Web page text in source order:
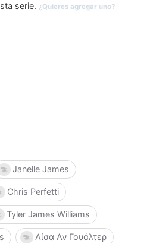
serie. ¿Quieres agregar uno?
Janelle James
Chris Perfetti
Tyler James Williams
Λίσα Αν Γουόλτερ